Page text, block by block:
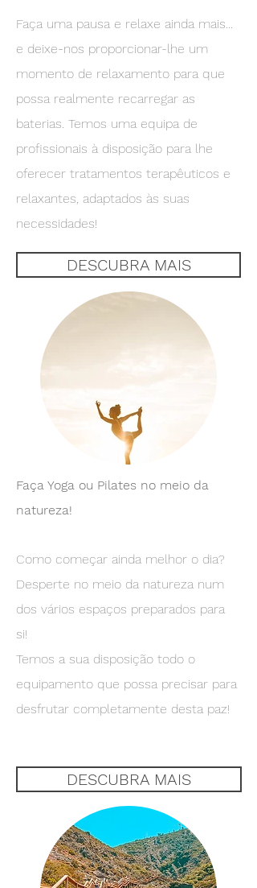
Faça uma pausa e relaxe ainda mais...
e deixe-nos proporcionar-lhe um
momento de relaxamento para que
possa realmente recarregar as
baterias. Temos uma equipa de
profissionais à disposição para lhe
oferecer tratamentos terapêuticos e
relaxantes, adaptados às suas
necessidades!
DESCUBRA MAIS
Faça Yoga ou Pilates no meio da
natureza!
Como começar ainda melhor o dia?
Desperte no meio da natureza num
dos vários espaços preparados para
si!
Temos a sua disposição todo o
equipamento que possa precisar para
desfrutar completamente desta paz!
DESCUBRA MAIS